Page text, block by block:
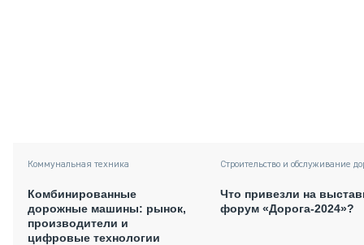
Коммунальная техника
Комбинированные
дорожные машины: рынок,
производители и
цифровые технологии
Строительство и обслуживание
Что привезли на
форум «Дорога-2024»?